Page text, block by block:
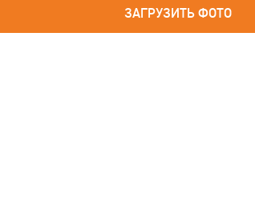
ЗАГРУЗИТЬ ФОТО